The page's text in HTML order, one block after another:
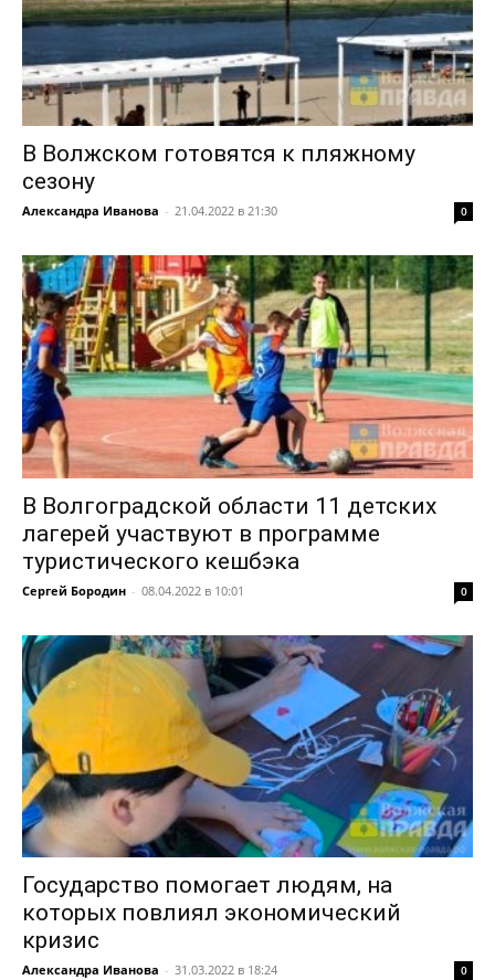
В Волжском готовятся к пляжному
сезону
Александра Иванова - 21.04.2022 в 21:30 0
В Волгоградской области 11 детских
лагерей участвуют в программе
туристического кешбэка
Сергей Бородин - 08.04.2022 в 10:01 0
Государство помогает людям, на
которых повлиял экономический
кризис
Александра Иванова - 31.03.2022 в 18:24 0